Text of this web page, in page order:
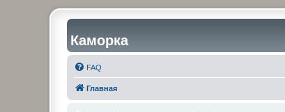
Каморка
FAQ
Главная